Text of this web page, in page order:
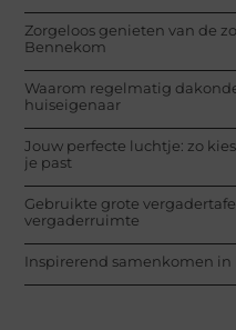
Zorgeloos genieten van de
Bennekom
Waarom regelmatig
huiseigenaar
Jouw perfecte luchtje: zo
je past
Gebruikte grote
vergaderruimte
Inspirerend samenkomen